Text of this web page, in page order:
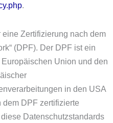
.
Zertifizierung nach dem
(DPF). Der DPF ist ein
Union und den
in den USA
DPF zertifizierte
Datenschutzstandards